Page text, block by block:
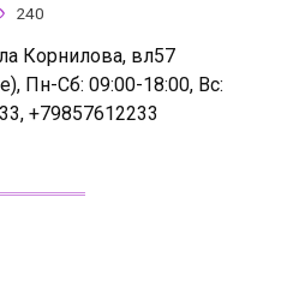
240
Корнилова, вл57
Пн-Сб: 09:00-18:00, Вс:
+79857612233